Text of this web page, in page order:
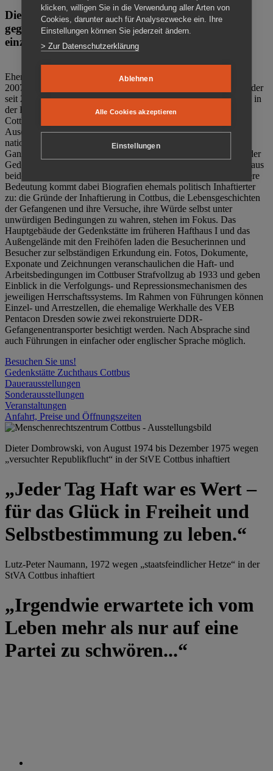
Die Gedenkstätte Zuchthaus Cottbus ist ein Ort
gegen das Vergessen. Anschaulich, nah und
einzigartig.
Ehemalige politische Häftlinge der DDR gründeten im Oktober
2007 den Verein Menschenrechtszentrum Cottbus e. V. (MRZ), der
seit 2011 Eigentümer des ehemaligen Gefängnisses (1860-2002) in
der Bautzener Straße und Träger der Gedenkstätte Zuchthaus
Cottbus ist. Im Zentrum der Arbeit der Gedenkstätte steht die
Auseinandersetzung mit politischem Unrecht während der
nationalsozialistischen Terrorherrschaft und der SED-Diktatur.
Ganzjährig zeigen mehrere Dauer- und Sonderausstellungen in der
Gedenkstätte Zuchthaus Cottbus Beispiele politischen Unrechts aus
beiden deutschen Diktaturen des 20. Jahrhunderts. Eine besondere
Bedeutung kommt dabei Biografien ehemals politisch Inhaftierter
zu: die Gründe der Inhaftierung in Cottbus, die Lebensgeschichten
der Gefangenen und ihre Versuche, ihre Würde selbst unter
unwürdigen Bedingungen zu wahren, stehen im Fokus. Das
Hauptgebäude der Gedenkstätte im früheren Hafthaus I und das
Außengelände mit den Freihöfen laden die Besucherinnen und
Besucher zur selbständigen Erkundung ein. Fotos, Dokumente,
Exponate und Zeichnungen veranschaulichen die Haft- und
Arbeitsbedingungen im Cottbuser Strafvollzug ab 1933 und geben
Einblick in die Verfolgungs- und Repressionsmechanismen des
jeweiligen Herrschaftssystems. Im Rahmen von Führungen können
Einzel- und Arrestzellen, die ehemalige Werkhalle des VEB
Pentacon Dresden sowie zwei rekonstruierte DDR-
Gefangenentransporter besichtigt werden. Nach Absprache sind
auch Führungen in einfacher oder englischer Sprache möglich.
Besuchen Sie uns!
Gedenkstätte Zuchthaus Cottbus
Dauerausstellungen
Sonderausstellungen
Veranstaltungen
Anfahrt, Preise und Öffnungszeiten
Dieter Dombrowski, von August 1974 bis Dezember 1975 wegen
„versuchter Republikflucht“ in der StVE Cottbus inhaftiert
„Jeder Tag Haft war es Wert –
für das Glück in Freiheit und
Selbstbestimmung zu leben.“
Lutz-Peter Naumann, 1972 wegen „staatsfeindlicher Hetze“ in der
StVA Cottbus inhaftiert
„Irgendwie erwartete ich vom
Leben mehr als nur auf eine
Partei zu schwören...“
klicken, willigen Sie in die Verwendung aller Arten von
Cookies, darunter auch für Analysezwecke ein. Ihre
Einstellungen können Sie jederzeit ändern.
> Zur Datenschutzerklärung
Ablehnen
Alle Cookies akzeptieren
Einstellungen